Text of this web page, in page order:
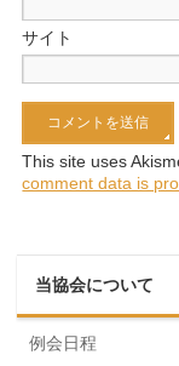
サイト
This site uses
comment data is
当協会について
例会日程